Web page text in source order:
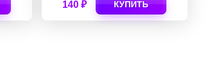
140 ₽ КУПИТЬ